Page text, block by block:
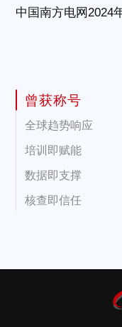
中国南方电网2024
曾获称号
全球趋势响应
培训即赋能
数据即支撑
核查即信任